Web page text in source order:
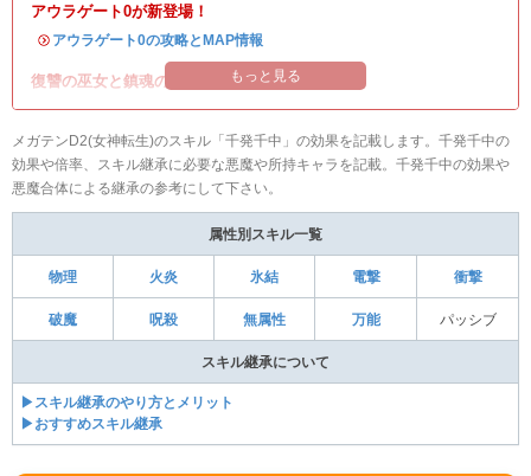
アウラゲート0が新登場！
・ アウラゲート0の攻略とMAP情報
復讐の巫女と鎮魂の巫女イベント開催！
もっと見る
メガテンD2(女神転生)のスキル「千発千中」の効果を記載します。千発千中の
効果や倍率、スキル継承に必要な悪魔や所持キャラを記載。千発千中の効果や
悪魔合体による継承の参考にして下さい。
属性別スキル一覧
物理 火炎 氷結 電撃 衝撃
破魔 呪殺 無属性 万能 パッシブ
スキル継承について
▶スキル継承のやり方とメリット
▶おすすめスキル継承